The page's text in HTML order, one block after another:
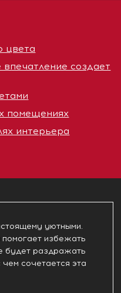
цвета
создает
помещениях
интерьера
уютными.
помогает избежать
будет раздражать
сочетается эта